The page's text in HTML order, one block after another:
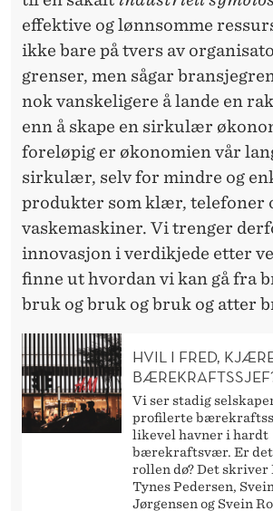
effektive og lønnsomme
ikke bare på tvers av
grenser, men sågar
nok vanskeligere å lande en
enn å skape en sirkulær
foreløpig er økonomien vår
sirkulær, selv for mindre og
produkter som klær, telefoner
vaskemaskiner. Vi trenger
innovasjon i verdikjede etter
finne ut hvordan vi kan gå fra
bruk og bruk og bruk og atter
HVIL I FRED,
Vi ser stadig
profilerte
likevel havner i hardt
bærekraftsvær. Er det
rollen dø? Det skriver
Tynes Pedersen,
Jørgensen og Svein